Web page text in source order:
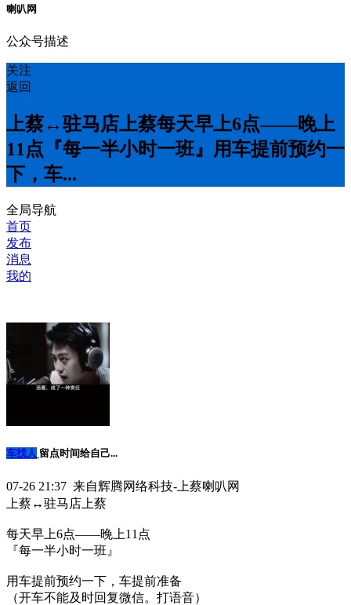
喇叭网
公众号描述
关注
返回
上蔡↔️驻马店上蔡每天早上6点——晚上
11点『每一半小时一班』用车提前预约一
下，车...
全局导航
首页
发布
消息
我的
车找人 留点时间给自己...
07-26 21:37 来自辉腾网络科技-上蔡喇叭网
上蔡↔️驻马店上蔡
每天早上6点——晚上11点
『每一半小时一班』
用车提前预约一下，车提前准备
（开车不能及时回复微信。打语音）